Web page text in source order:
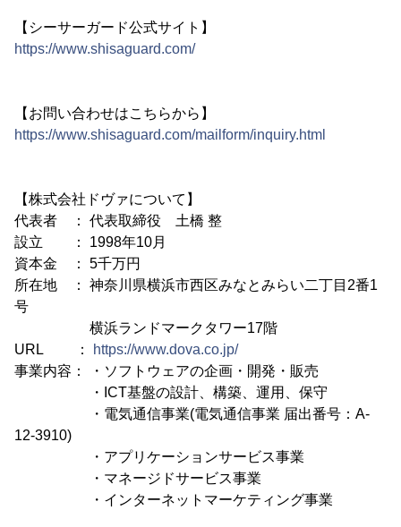
【シーサーガード公式サイト】
https://www.shisaguard.com/
【お問い合わせはこちらから】
https://www.shisaguard.com/mailform/inquiry.html
【株式会社ドヴァについて】
代表者 ： 代表取締役 土橋 整
設立 ： 1998年10月
資本金 ： 5千万円
所在地 ： 神奈川県横浜市西区みなとみらい二丁目2番1
号
横浜ランドマークタワー17階
URL ：
https://www.dova.co.jp/
事業内容： ・ソフトウェアの企画・開発・販売
・ICT基盤の設計、構築、運用、保守
・電気通信事業(電気通信事業 届出番号：A-
12-3910)
・アプリケーションサービス事業
・マネージドサービス事業
・インターネットマーケティング事業